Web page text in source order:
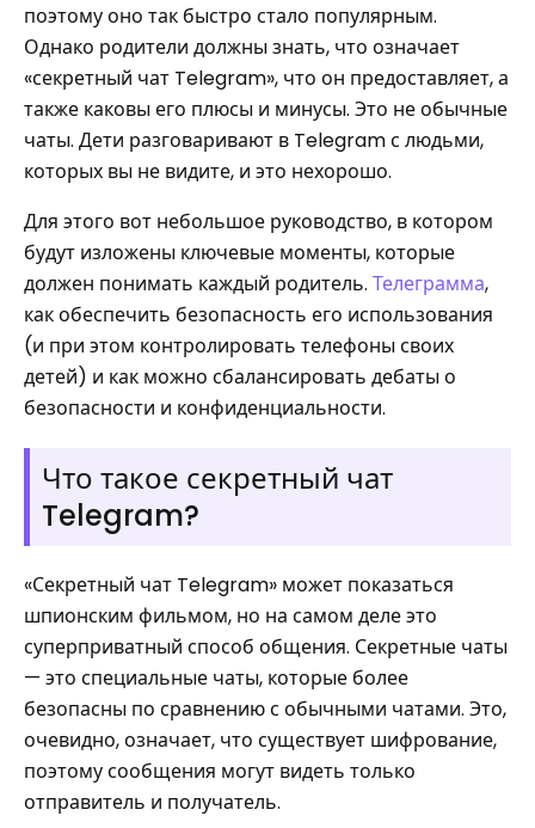
поэтому оно так быстро стало популярным.
Однако родители должны знать, что означает
«секретный чат Telegram», что он предоставляет, а
также каковы его плюсы и минусы. Это не обычные
чаты. Дети разговаривают в Telegram с людьми,
которых вы не видите, и это нехорошо.
Для этого вот небольшое руководство, в котором
будут изложены ключевые моменты, которые
должен понимать каждый родитель. Телеграмма,
как обеспечить безопасность его использования
(и при этом контролировать телефоны своих
детей) и как можно сбалансировать дебаты о
безопасности и конфиденциальности.
Что такое секретный чат
Telegram?
«Секретный чат Telegram» может показаться
шпионским фильмом, но на самом деле это
суперприватный способ общения. Секретные чаты
— это специальные чаты, которые более
безопасны по сравнению с обычными чатами. Это,
очевидно, означает, что существует шифрование,
поэтому сообщения могут видеть только
отправитель и получатель.